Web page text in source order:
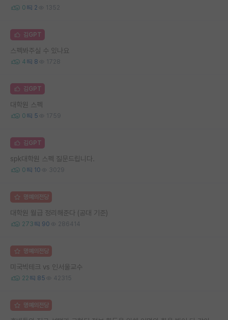
0 2 1352
김GPT
스펙봐주실 수 있나요
4 8 1728
김GPT
대학원 스펙
0 5 1759
김GPT
spk대학원 스펙 질문드립니다.
0 10 3029
명예의전당
대학원 월급 정리해준다 (공대 기준)
273 90 286414
명예의전당
미국빅테크 vs 인서울교수
22 85 42315
명예의전당